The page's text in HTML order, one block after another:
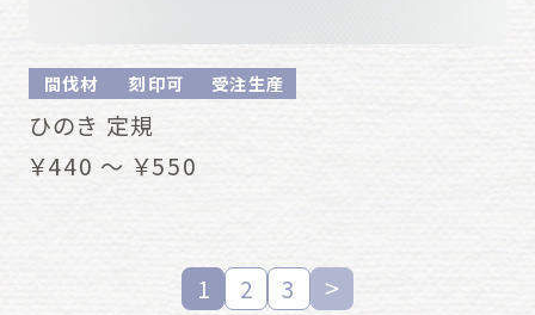
間伐材 刻印可 受注生産
ひのき 定規
￥440 ～ ￥550
1 2 3